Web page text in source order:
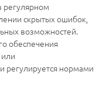
регулярном
скрытых ошибок,
возможностей.
обеспечения
регулируется нормами